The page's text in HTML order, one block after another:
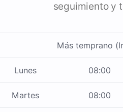
seguimiento y
Más temprano
Lunes 08:00
Martes 08:00